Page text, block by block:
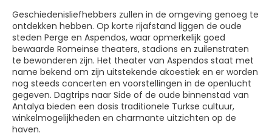
Geschiedenisliefhebbers zullen in de omgeving genoeg te
ontdekken hebben. Op korte rijafstand liggen de oude
steden Perge en Aspendos, waar opmerkelijk goed
bewaarde Romeinse theaters, stadions en zuilenstraten
te bewonderen zijn. Het theater van Aspendos staat met
name bekend om zijn uitstekende akoestiek en er worden
nog steeds concerten en voorstellingen in de openlucht
gegeven. Dagtrips naar Side of de oude binnenstad van
Antalya bieden een dosis traditionele Turkse cultuur,
winkelmogelijkheden en charmante uitzichten op de
haven.